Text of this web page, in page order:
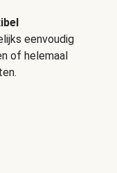
eenvoudig
of helemaal